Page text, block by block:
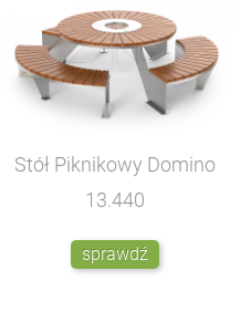
Stół Piknikowy Domino
13.440
sprawdź